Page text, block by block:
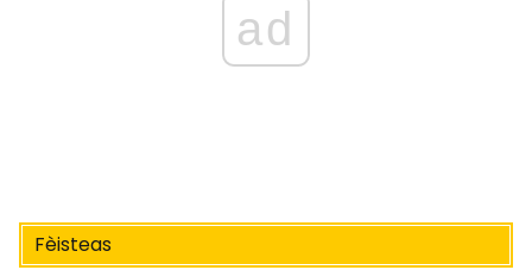
ad
Fèisteas